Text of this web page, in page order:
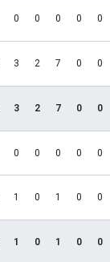
0 0 0 0 0
3 2 7 0 0
3 2 7 0 0
0 0 0 0 0
1 0 1 0 0
1 0 1 0 0